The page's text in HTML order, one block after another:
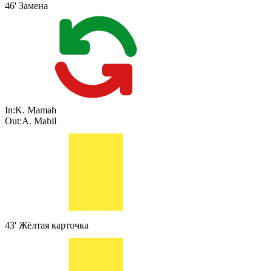
46' Замена
In:K. Mamah
Out:A. Mabil
43' Жёлтая карточка